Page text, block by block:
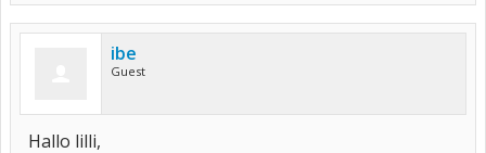
ibe
Guest
Hallo lilli,